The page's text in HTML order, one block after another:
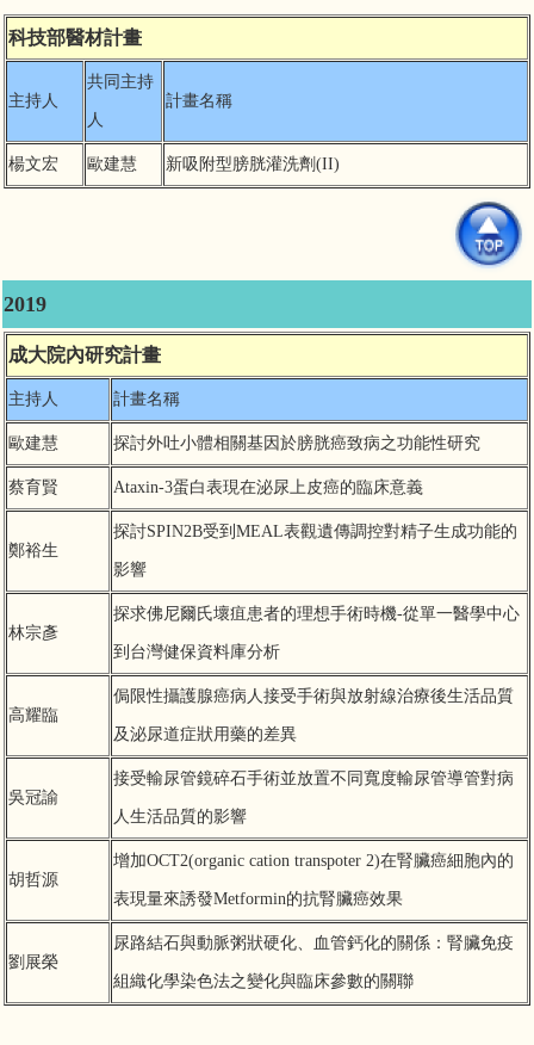
科技部醫材計畫
主持人
共同主持
人
計畫名稱
楊文宏 歐建慧 新吸附型膀胱灌洗劑(II)
2019
成大院內研究計畫
主持人 計畫名稱
歐建慧 探討外吐小體相關基因於膀胱癌致病之功能性研究
蔡育賢 Ataxin-3蛋白表現在泌尿上皮癌的臨床意義
鄭裕生
探討SPIN2B受到MEAL表觀遺傳調控對精子生成功能的
影響
林宗彥
探求佛尼爾氏壞疽患者的理想手術時機-從單一醫學中心
到台灣健保資料庫分析
高耀臨
侷限性攝護腺癌病人接受手術與放射線治療後生活品質
及泌尿道症狀用藥的差異
吳冠諭
接受輸尿管鏡碎石手術並放置不同寬度輸尿管導管對病
人生活品質的影響
胡哲源
增加OCT2(organic cation transpoter 2)在腎臟癌細胞內的
表現量來誘發Metformin的抗腎臟癌效果
劉展榮
尿路結石與動脈粥狀硬化、血管鈣化的關係：腎臟免疫
組織化學染色法之變化與臨床參數的關聯